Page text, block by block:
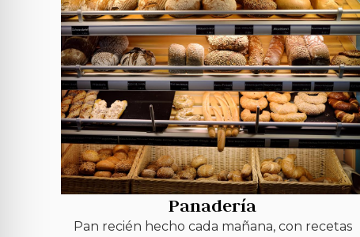
Panadería
Pan recién hecho cada mañana, con recetas